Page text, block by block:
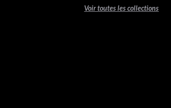
Voir toutes les collections